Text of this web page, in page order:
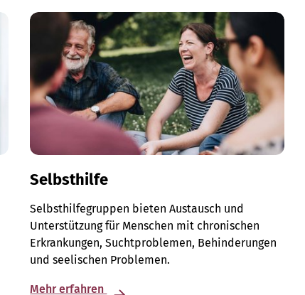
Selbsthilfe
Selbsthilfegruppen bieten Austausch und
Unterstützung für Menschen mit chronischen
Erkrankungen, Suchtproblemen, Behinderungen
und seelischen Problemen.
Mehr erfahren